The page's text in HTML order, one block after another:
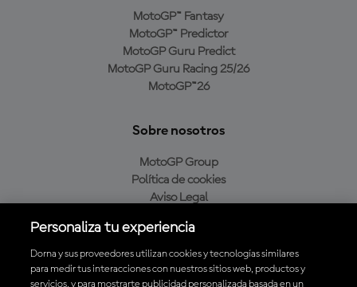
MotoGP™ Fantasy
MotoGP™ Predictor
MotoGP Guru Predict
MotoGP Guru Racing 25/26
MotoGP™26
Sobre nosotros
MotoGP Group
Política de cookies
Aviso Legal
Política de compra
Personaliza tu experiencia
Dorna y sus proveedores utilizan cookies y tecnologías similares
para medir tus interacciones con nuestros sitios web, productos y
servicios, y para mostrarte publicidad personalizada basada en un